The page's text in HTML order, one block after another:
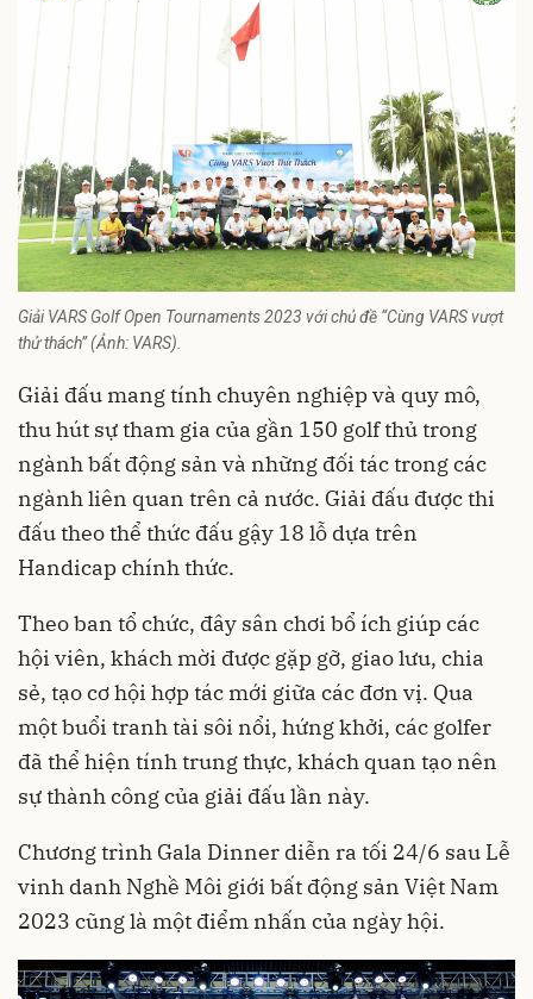
Giải VARS Golf Open Tournaments 2023 với chủ đề “Cùng VARS vượt
thử thách” (Ảnh: VARS).
Giải đấu mang tính chuyên nghiệp và quy mô,
thu hút sự tham gia của gần 150 golf thủ trong
ngành bất động sản và những đối tác trong các
ngành liên quan trên cả nước. Giải đấu được thi
đấu theo thể thức đấu gậy 18 lỗ dựa trên
Handicap chính thức.
Theo ban tổ chức, đây sân chơi bổ ích giúp các
hội viên, khách mời được gặp gỡ, giao lưu, chia
sẻ, tạo cơ hội hợp tác mới giữa các đơn vị. Qua
một buổi tranh tài sôi nổi, hứng khởi, các golfer
đã thể hiện tính trung thực, khách quan tạo nên
sự thành công của giải đấu lần này.
Chương trình Gala Dinner diễn ra tối 24/6 sau Lễ
vinh danh Nghề Môi giới bất động sản Việt Nam
2023 cũng là một điểm nhấn của ngày hội.